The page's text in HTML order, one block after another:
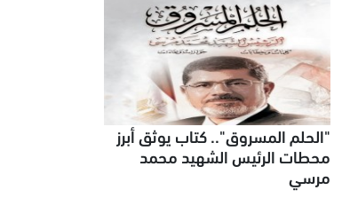
"الحلم المسروق".. كتاب يوثق أبرز
محطات الرئيس الشهيد محمد
مرسي